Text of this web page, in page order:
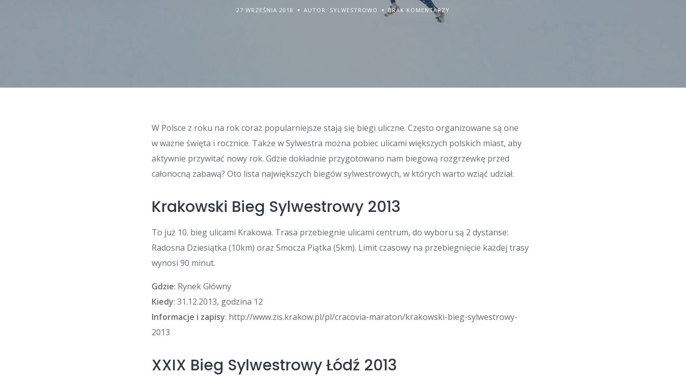
27 WRZEŚNIA 2018 AUTOR: SYLWESTROWO BRAK KOMENTARZY
W Polsce z roku na rok coraz popularniejsze stają się biegi uliczne. Często organizowane są one
w ważne święta i rocznice. Także w Sylwestra można pobiec ulicami większych polskich miast, aby
aktywnie przywitać nowy rok. Gdzie dokładnie przygotowano nam biegową rozgrzewkę przed
całonocną zabawą? Oto lista największych biegów sylwestrowych, w których warto wziąć udział.
Krakowski Bieg Sylwestrowy 2013
To już 10. bieg ulicami Krakowa. Trasa przebiegnie ulicami centrum, do wyboru są 2 dystanse:
Radosna Dziesiątka (10km) oraz Smocza Piątka (5km). Limit czasowy na przebiegnięcie każdej trasy
wynosi 90 minut.
Gdzie: Rynek Główny
Kiedy: 31.12.2013, godzina 12
Informacje i zapisy: http://www.zis.krakow.pl/pl/cracovia-maraton/krakowski-bieg-sylwestrowy-
2013
XXIX Bieg Sylwestrowy Łódź 2013